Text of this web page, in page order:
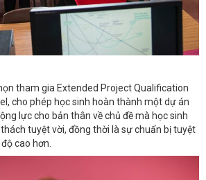
tham gia Extended Project Qualification
cho phép học sinh hoàn thành một dự án
lực cho bản thân về chủ đề mà học sinh
tuyệt vời, đồng thời là sự chuẩn bị tuyệt
cao hơn.